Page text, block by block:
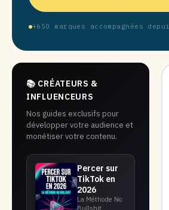
+650 marques accompagnées
📚 CRÉATEURS &
INFLUENCEURS
Nos guides exclusifs pour
développer votre audience et
monétiser votre contenu.
Percer sur
TikTok en
2026
La Méthode No
Bullshit